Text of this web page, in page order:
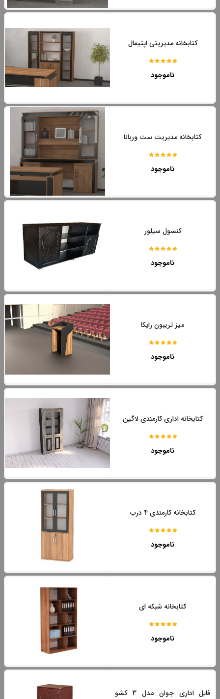
کتابخانه مدیریتی اپتیمال
ناموجود
کتابخانه مدیریت ست وربانا
ناموجود
کنسول سیلور
ناموجود
میز تریبون رایکا
ناموجود
کتابخانه اداری کارمندی لاگین
ناموجود
کتابخانه کارمندی 4 درب
ناموجود
کتابخانه شبکه ای
ناموجود
فایل اداری جوان مدل 3 کشو